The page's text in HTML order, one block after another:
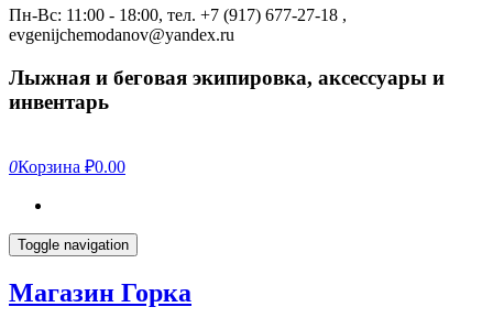
Пн-Вс: 11:00 - 18:00, тел. +7 (917) 677-27-18 ,
evgenijchemodanov@yandex.ru
Лыжная и беговая экипировка, аксессуары и
инвентарь
0Корзина ₽0.00
Toggle navigation
Магазин Горка